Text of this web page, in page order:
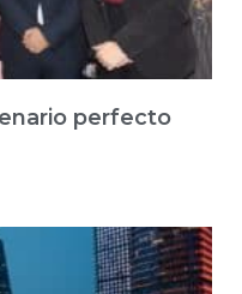
perfecto